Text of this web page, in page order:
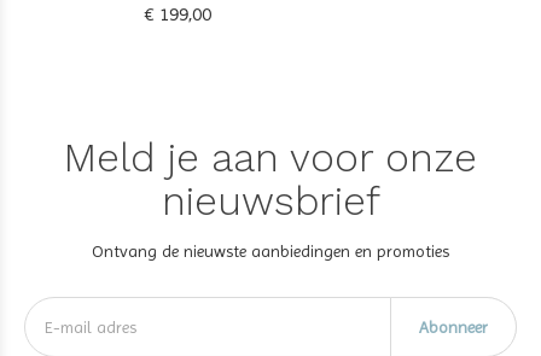
€ 199,00
Meld je aan voor onze
nieuwsbrief
Ontvang de nieuwste aanbiedingen en promoties
Abonneer